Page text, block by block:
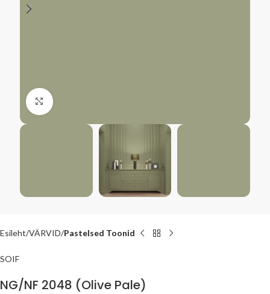
Kliki suurendamiseks
Esileht VÄRVID Pastelsed Toonid
SOIF
NG/NF 2048 (Olive Pale)